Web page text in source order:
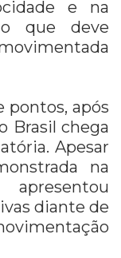
e na
que deve
pontos, após
Brasil chega
Apesar
na
diante de